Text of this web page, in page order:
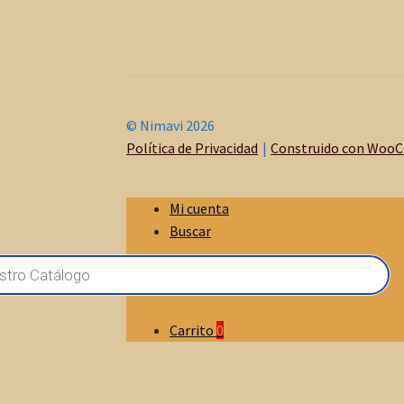
© Nimavi 2026
Política de Privacidad
Construido con
Mi cuenta
Buscar
Carrito0